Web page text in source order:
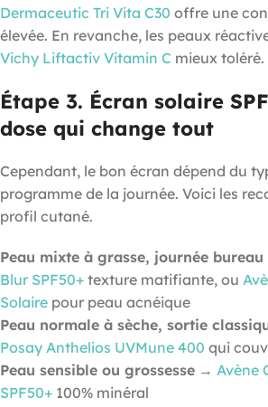
Dermaceutic Tri Vita C30 offre une
élevée. En revanche, les peaux
Vichy Liftactiv Vitamin C mieux toléré.
Étape 3. Écran solaire
dose qui change tout
Cependant, le bon écran dépend du
programme de la journée. Voici les
profil cutané.
Peau mixte à grasse, journée bureau
Blur SPF50+ texture matifiante, ou
Solaire pour peau acnéique
Peau normale à sèche, sortie
Posay Anthelios UVMune 400 qui
Peau sensible ou grossesse → Avène
SPF50+ 100% minéral